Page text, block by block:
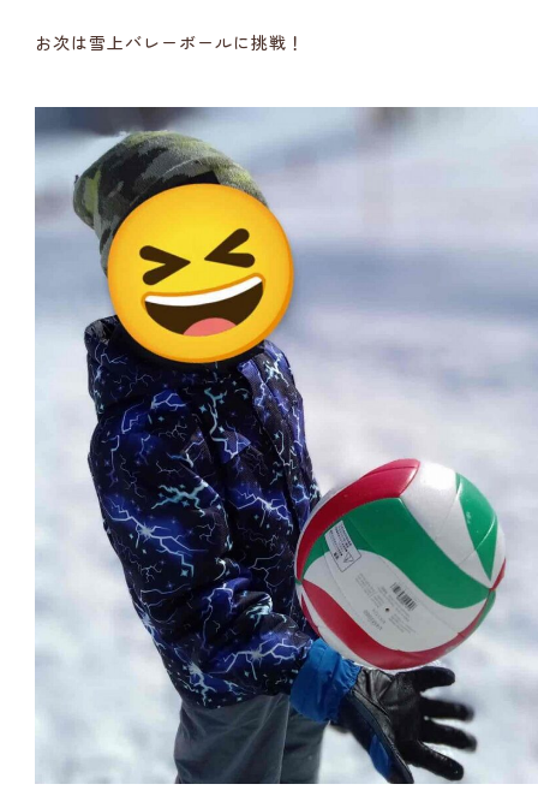
お次は雪上バレーボールに挑戦！